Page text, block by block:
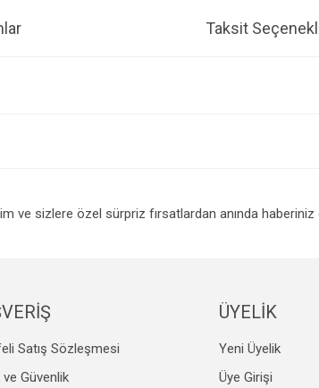
Taksit
Gönder
ve sizlere özel sürpriz fırsatlardan anında haberiniz
Satış Sözleşmesi
ve Güvenlik
ÜYELİK
Yeni Üyelik
Üye Girişi